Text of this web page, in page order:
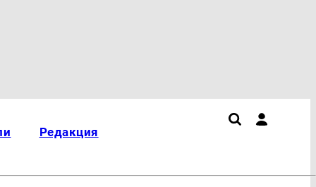
Редакция